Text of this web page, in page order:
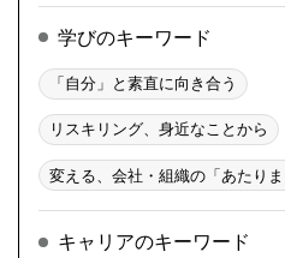
学びのキーワード
「自分」と素直に向き合う
リスキリング、身近なことから
変える、会社・組織の「あたりま
キャリアのキーワード